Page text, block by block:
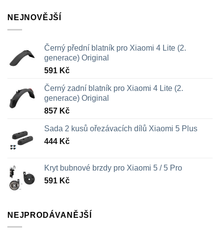
NEJNOVĚJŠÍ
Černý přední blatník pro Xiaomi 4 Lite (2.
generace) Original
591 Kč
Černý zadní blatník pro Xiaomi 4 Lite (2.
generace) Original
857 Kč
Sada 2 kusů ořezávacích dílů Xiaomi 5 Plus
444 Kč
Kryt bubnové brzdy pro Xiaomi 5 / 5 Pro
591 Kč
NEJPRODÁVANĚJŠÍ